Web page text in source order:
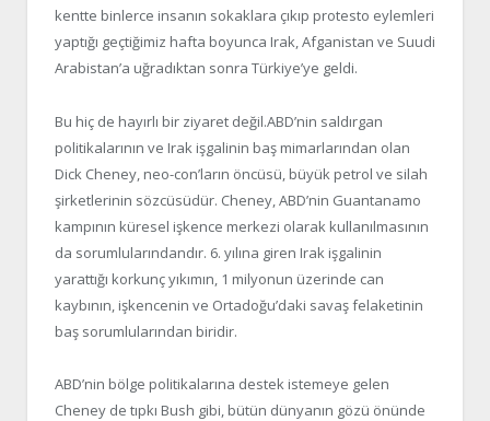
kentte binlerce insanın sokaklara çıkıp protesto eylemleri
yaptığı geçtiğimiz hafta boyunca Irak, Afganistan ve Suudi
Arabistan’a uğradıktan sonra Türkiye’ye geldi.
Bu hiç de hayırlı bir ziyaret değil.ABD’nin saldırgan
politikalarının ve Irak işgalinin baş mimarlarından olan
Dick Cheney, neo-con’ların öncüsü, büyük petrol ve silah
şirketlerinin sözcüsüdür. Cheney, ABD’nin Guantanamo
kampının küresel işkence merkezi olarak kullanılmasının
da sorumlularındandır. 6. yılına giren Irak işgalinin
yarattığı korkunç yıkımın, 1 milyonun üzerinde can
kaybının, işkencenin ve Ortadoğu’daki savaş felaketinin
baş sorumlularından biridir.
ABD’nin bölge politikalarına destek istemeye gelen
Cheney de tıpkı Bush gibi, bütün dünyanın gözü önünde